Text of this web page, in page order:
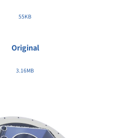
55KB
Original
3.16MB